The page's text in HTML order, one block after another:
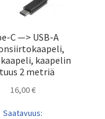
C —> USB-A
kaapelin
2 metriä
16,00€
Saatavuus: